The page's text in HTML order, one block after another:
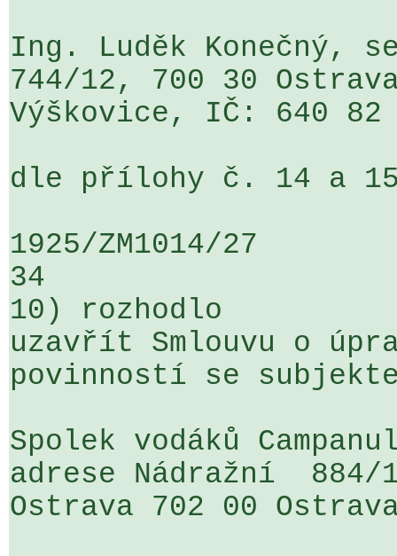
Ing. Luděk Konečný,
744/12, 700 30
Výškovice, IČ: 640 82
dle přílohy č. 14 a 15
1925/ZM1014/27
34
10) rozhodlo
uzavřít Smlouvu o
povinností se
Spolek vodáků
adrese Nádražní  884/
Ostrava 702 00